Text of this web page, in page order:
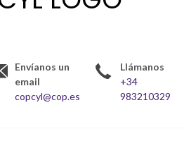
Envíanos un
email
copcyl@cop.es
Llámanos
+34
983210329